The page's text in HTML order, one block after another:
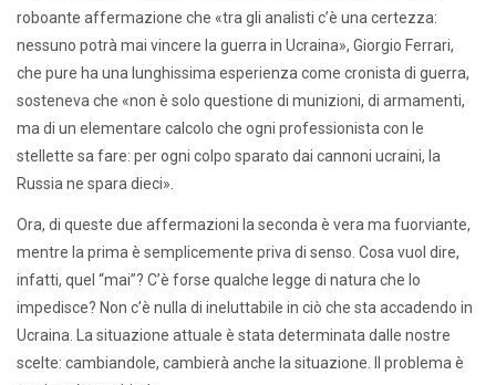
roboante affermazione che «tra gli analisti c’è una certezza:
nessuno potrà mai vincere la guerra in Ucraina», Giorgio Ferrari,
che pure ha una lunghissima esperienza come cronista di guerra,
sosteneva che «non è solo questione di munizioni, di armamenti,
ma di un elementare calcolo che ogni professionista con le
stellette sa fare: per ogni colpo sparato dai cannoni ucraini, la
Russia ne spara dieci».
Ora, di queste due affermazioni la seconda è vera ma fuorviante,
mentre la prima è semplicemente priva di senso. Cosa vuol dire,
infatti, quel “mai”? C’è forse qualche legge di natura che lo
impedisce? Non c’è nulla di ineluttabile in ciò che sta accadendo in
Ucraina. La situazione attuale è stata determinata dalle nostre
scelte: cambiandole, cambierà anche la situazione. Il problema è